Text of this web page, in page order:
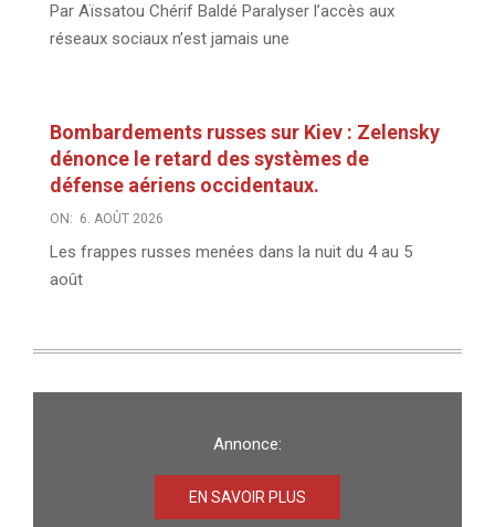
Par Aïssatou Chérif Baldé Paralyser l’accès aux
réseaux sociaux n’est jamais une
Bombardements russes sur Kiev : Zelensky
dénonce le retard des systèmes de
défense aériens occidentaux.
ON: 6. AOÛT 2026
Les frappes russes menées dans la nuit du 4 au 5
août
Annonce:
EN SAVOIR PLUS